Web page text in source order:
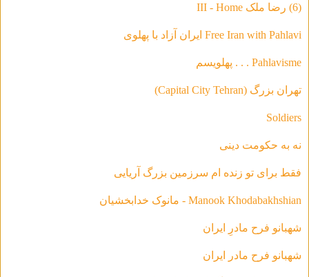
(6) رضا ملک III - Home
Free Iran with Pahlavi ایران آزاد با پهلوی
Pahlavisme . . . پهلویسم
تهران بزرگ (Capital City Tehran)
Soldiers
نه به حکومت دینی
فقط براى تو زنده ام سرزمين بزرگ آريايى
Manook Khodabakhshian - مانوک خدابخشیان
شهبانو فرح مادرِ ایران
شهبانو فرح مادر ايران